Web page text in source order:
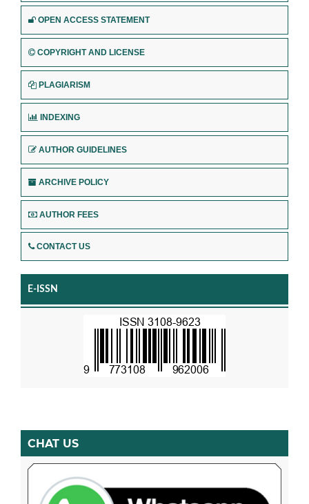
OPEN ACCESS STATEMENT
COPYRIGHT AND LICENSE
PLAGIARISM
INDEXING
AUTHOR GUIDELINES
ARCHIVE POLICY
AUTHOR FEES
CONTACT US
E-ISSN
CHAT US